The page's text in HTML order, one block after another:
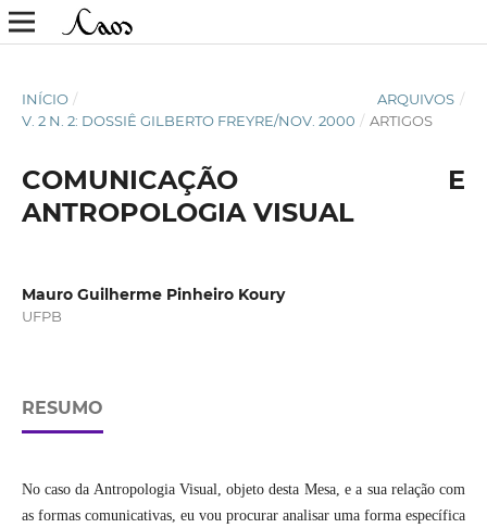
INÍCIO / ARQUIVOS /
V. 2 N. 2: DOSSIÊ GILBERTO FREYRE/NOV. 2000 / ARTIGOS
COMUNICAÇÃO E
ANTROPOLOGIA VISUAL
Mauro Guilherme Pinheiro Koury
UFPB
RESUMO
No caso da Antropologia Visual, objeto desta Mesa, e a sua relação com
as formas comunicativas, eu vou procurar analisar uma forma específica